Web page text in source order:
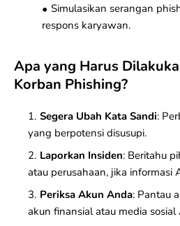
Simulasikan serangan
respons karyawan.
Apa yang Harus
Korban Phishing?
Segera Ubah Kata Sandi:
yang berpotensi disusupi.
Laporkan Insiden: Beritahu
atau perusahaan, jika informasi
Periksa Akun Anda: Pantau
akun finansial atau media sosial